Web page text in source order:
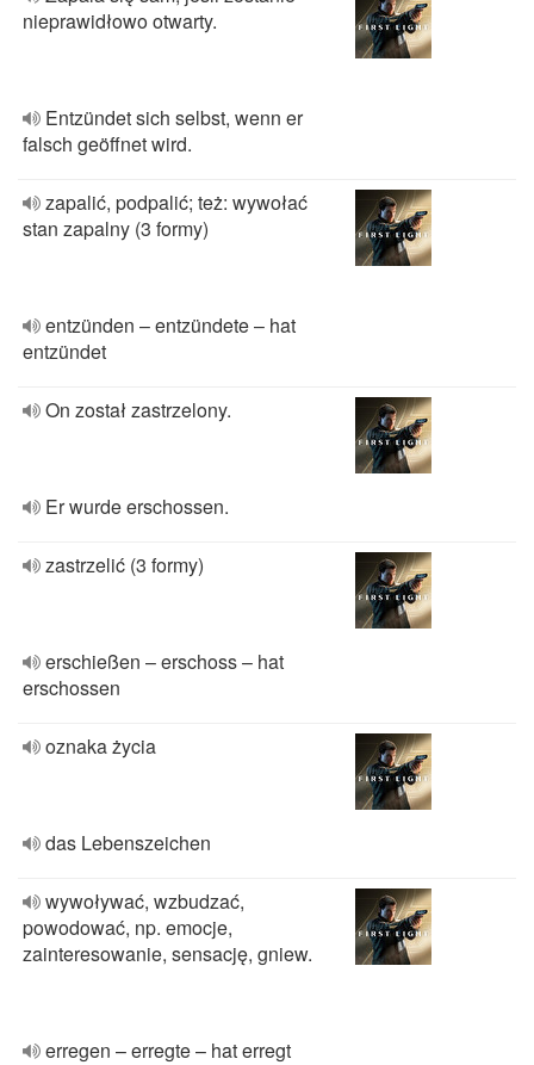
nieprawidłowo otwarty.
Entzündet sich selbst, wenn er
falsch geöffnet wird.
zapalić, podpalić; też: wywołać
stan zapalny (3 formy)
entzünden – entzündete – hat
entzündet
On został zastrzelony.
Er wurde erschossen.
zastrzelić (3 formy)
erschießen – erschoss – hat
erschossen
oznaka życia
das Lebenszeichen
wywoływać, wzbudzać,
powodować, np. emocje,
zainteresowanie, sensację, gniew.
erregen – erregte – hat erregt